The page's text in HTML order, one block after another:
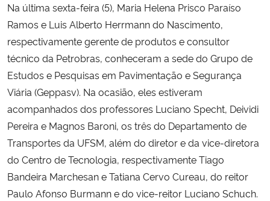
Advocacia-Geral da União
Banco Central do Brasil
Planalto
Na última sexta-feira (5), Maria Helena Prisco Paraíso
Ramos e Luis Alberto Herrmann do Nascimento,
respectivamente gerente de produtos e consultor
técnico da Petrobras, conheceram a sede do Grupo de
Estudos e Pesquisas em Pavimentação e Segurança
Viária (Geppasv). Na ocasião, eles estiveram
acompanhados dos professores Luciano Specht, Deividi
Pereira e Magnos Baroni, os três do Departamento de
Transportes da UFSM, além do diretor e da vice-diretora
do Centro de Tecnologia, respectivamente Tiago
Bandeira Marchesan e Tatiana Cervo Cureau, do reitor
Paulo Afonso Burmann e do vice-reitor Luciano Schuch.